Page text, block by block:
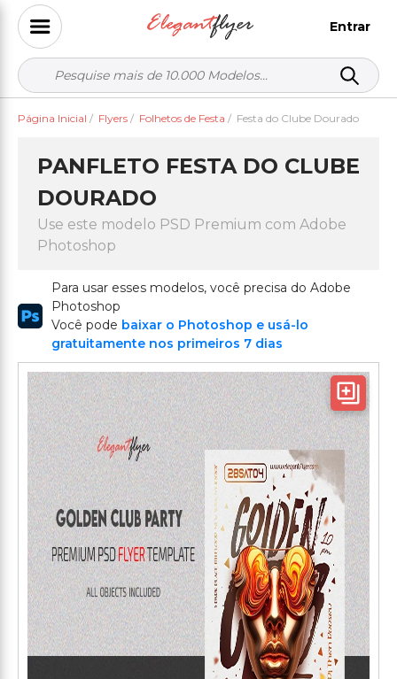
Entrar
Página Inicial / Flyers / Folhetos de Festa / Festa do Clube Dourado
PANFLETO FESTA DO CLUBE
DOURADO
Use este modelo PSD Premium com Adobe
Photoshop
Para usar esses modelos, você precisa do Adobe
Photoshop
Você pode baixar o Photoshop e usá-lo
gratuitamente nos primeiros 7 dias